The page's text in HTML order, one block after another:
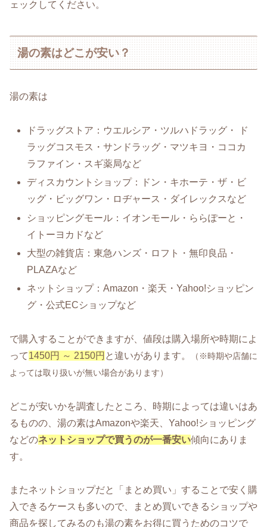
ェックしてください。
湯の素はどこが安い？
湯の素は
ドラッグストア：ウエルシア・ツルハドラッグ・ ド
ラッグコスモス・サンドラッグ・マツキヨ・ココカ
ラファイン・スギ薬局など
ディスカウントショップ：ドン・キホーテ・ザ・ビ
ッグ・ビッグワン・ロヂャース・ダイレックスなど
ショッピングモール：イオンモール・ららぽーと・
イトーヨカドなど
大型の雑貨店：東急ハンズ・ロフト・無印良品・
PLAZAなど
ネットショップ：Amazon・楽天・Yahoo!ショッピン
グ・公式ECショップなど
で購入することができますが、値段は購入場所や時期によ
って1450円 ～ 2150円 と違いがあります。
（※時期や店舗に
よっては取り扱いが無い場合があります）
どこが安いかを調査したところ、時期によっては違いはあ
るものの、湯の素はAmazonや楽天、Yahoo!ショッピング
などのネットショップで買うのが一番安い傾向にありま
す。
またネットショップだと「まとめ買い」することで安く購
入できるケースも多いので、まとめ買いできるショップや
商品を探してみるのも湯の素をお得に買うためのコツで